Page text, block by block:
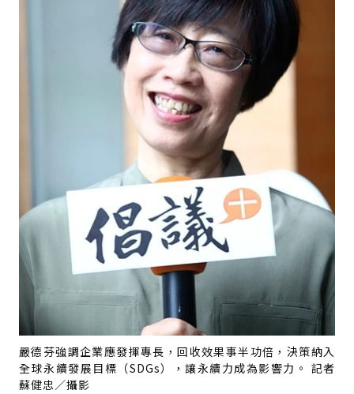
嚴德芬強調企業應發揮專長，回收效果事半功倍，決策納入
全球永續發展目標（SDGs），讓永續力成為影響力。 記者
蘇健忠／攝影